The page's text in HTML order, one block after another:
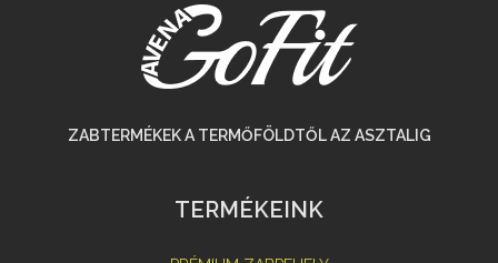
ZABTERMÉKEK A TERMŐFÖLDTŐL AZ ASZTALIG
TERMÉKEINK